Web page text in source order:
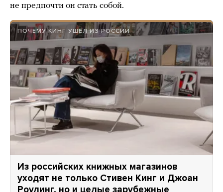
не предпочти он стать собой.
ПОЧЕМУ КИНГ УШЕЛ ИЗ РОССИИ
Из российских книжных магазинов
уходят не только Стивен Кинг и Джоан
Роулинг, но и целые зарубежные